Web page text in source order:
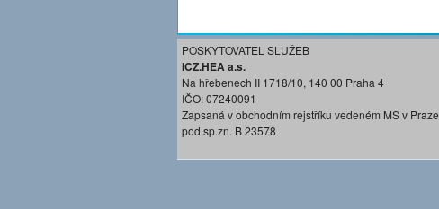
POSKYTOVATEL SLUŽEB
ICZ.HEA a.s.
Na hřebenech II 1718/10, 140 00 Praha 4
IČO: 07240091
Zapsaná v obchodním rejstříku vedeném MS v Praze
pod sp.zn. B 23578